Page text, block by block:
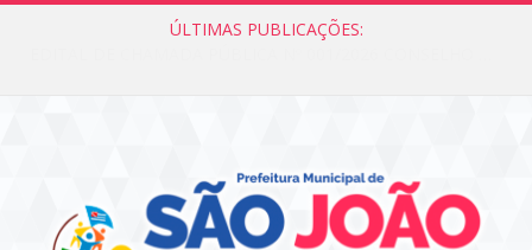
ÚLTIMAS PUBLICAÇÕES: